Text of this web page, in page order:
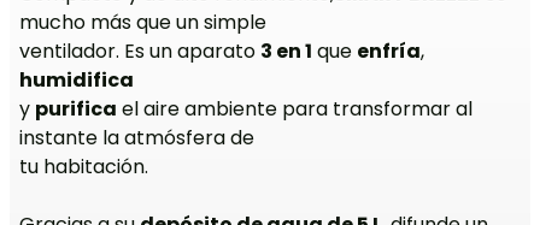
mucho más que un simple
ventilador. Es un aparato 3 en 1 que enfría,
humidifica
y purifica el aire ambiente para transformar al
instante la atmósfera de
tu habitación.